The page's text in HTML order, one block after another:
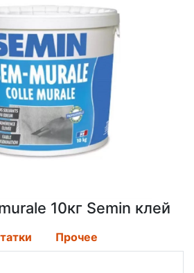
10кг Semin клей
Прочее